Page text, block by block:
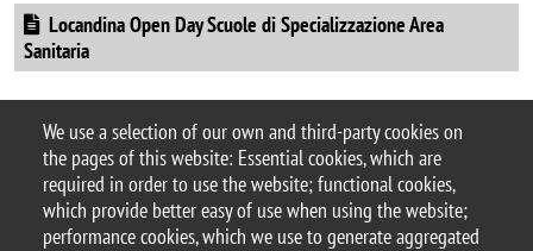
We use a selection of our own and third-party cookies on
the pages of this website: Essential cookies, which are
required in order to use the website; functional cookies,
which provide better easy of use when using the website;
performance cookies, which we use to generate aggregated
DocumentLocandina Open Day Scuole di Specializzazione Area
Sanitaria
Scuole di Specializzazione di Area Sanitaria - per saperne
di più
Argomento
Open Day